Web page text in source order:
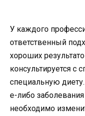
У каждого
ответственный
хороших
консультируется с
специальную
е-либо
необходимо